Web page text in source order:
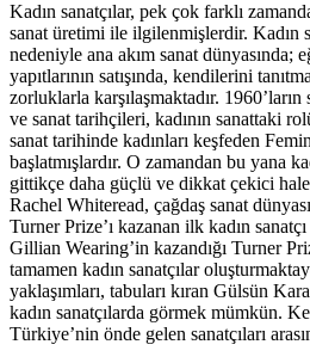
Kadın sanatçılar, pek çok farklı
sanat üretimi ile ilgilenmişlerdir. Kadın
nedeniyle ana akım sanat dünyasında;
yapıtlarının satışında, kendilerini
zorluklarla karşılaşmaktadır. 1960’ların
ve sanat tarihçileri, kadının sanattaki
sanat tarihinde kadınları keşfeden
başlatmışlardır. O zamandan bu yana
gittikçe daha güçlü ve dikkat çekici
Rachel Whiteread, çağdaş sanat
Turner Prize’ı kazanan ilk kadın
Gillian Wearing’in kazandığı Turner
tamamen kadın sanatçılar
yaklaşımları, tabuları kıran Gülsün
kadın sanatçılarda görmek mümkün.
Türkiye’nin önde gelen sanatçıları